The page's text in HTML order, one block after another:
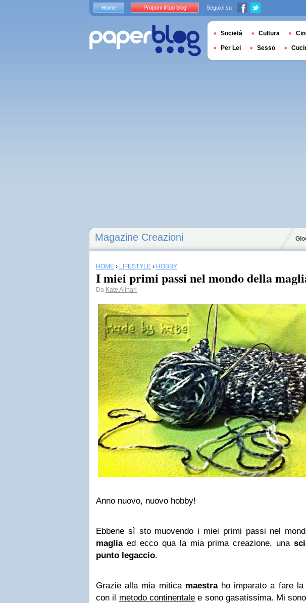
Magazine Creazioni
HOME › LIFESTYLE › HOBBY
I miei primi passi nel mondo della
Da Kate Alinari
Anno nuovo, nuovo hobby!
Ebbene sì sto muovendo i miei primi passi nel
magliaed ecco qua la mia prima creazione, una
punto legaccio.
Grazie alla mia mitica maestraho imparato a fare la
con il metodo continentalee sono gasatissima. Mi sono
Home Proponi il tuo blog Seguici su
Società Cultura
Per Lei Sesso